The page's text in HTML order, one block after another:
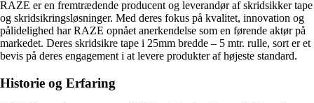
RAZE er en fremtrædende producent og leverandør af skridsikker tape
og skridsikringsløsninger. Med deres fokus på kvalitet, innovation og
pålidelighed har RAZE opnået anerkendelse som en førende aktør på
markedet. Deres skridsikre tape i 25mm bredde – 5 mtr. rulle, sort er et
bevis på deres engagement i at levere produkter af højeste standard.
Historie og Erfaring